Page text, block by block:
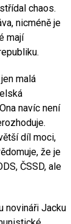
chaos.
nicméně je
mají
malá
navíc není
díl moci,
že je
ČSSD, ale
novináři Jacku